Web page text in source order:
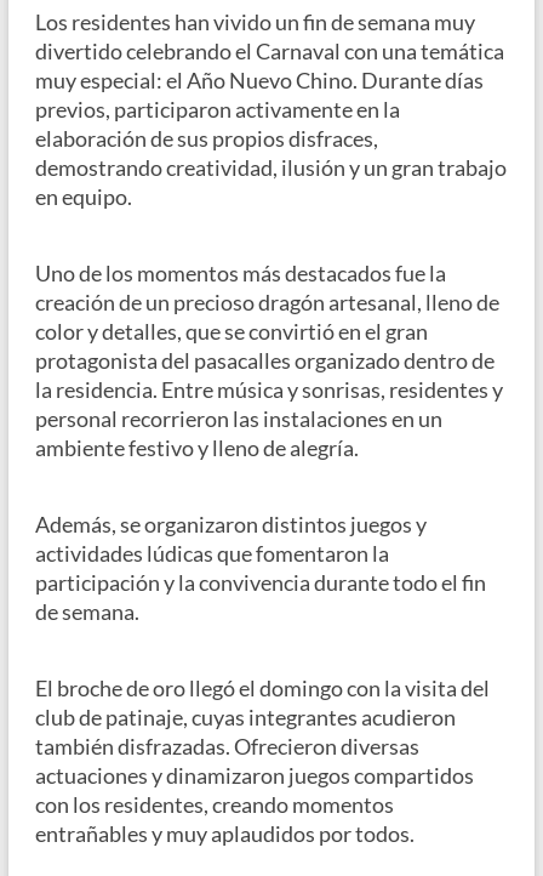
apartamentos
tutelados
Los residentes han vivido un fin de semana muy
divertido celebrando el Carnaval con una temática
muy especial: el Año Nuevo Chino. Durante días
previos, participaron activamente en la
elaboración de sus propios disfraces,
demostrando creatividad, ilusión y un gran trabajo
en equipo.
Uno de los momentos más destacados fue la
creación de un precioso dragón artesanal, lleno de
color y detalles, que se convirtió en el gran
protagonista del pasacalles organizado dentro de
la residencia. Entre música y sonrisas, residentes y
personal recorrieron las instalaciones en un
ambiente festivo y lleno de alegría.
Además, se organizaron distintos juegos y
actividades lúdicas que fomentaron la
participación y la convivencia durante todo el fin
de semana.
El broche de oro llegó el domingo con la visita del
club de patinaje, cuyas integrantes acudieron
también disfrazadas. Ofrecieron diversas
actuaciones y dinamizaron juegos compartidos
con los residentes, creando momentos
entrañables y muy aplaudidos por todos.